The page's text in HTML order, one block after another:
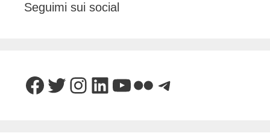
Seguimi sui social
Facebook
Twitter
Instagram
LinkedIn
YouTube
FlickrTelegram